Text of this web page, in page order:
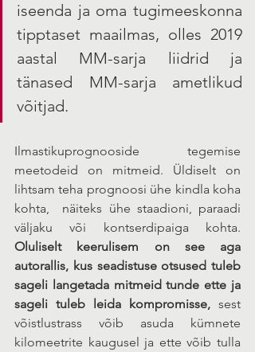
iseenda ja oma tugimeeskonna
tipptaset maailmas, olles 2019
aastal MM-sarja liidrid ja
tänased MM-sarja ametlikud
võitjad.
Ilmastikuprognooside tegemise
meetodeid on mitmeid. Üldiselt on
lihtsam teha prognoosi ühe kindla koha
kohta,  näiteks ühe staadioni, paraadi
Oluliselt keerulisem on see aga
autorallis, kus seadistuse otsused tuleb
sageli langetada mitmeid tunde ette ja
sageli tuleb leida kompromisse, sest
võistlustrass võib asuda kümnete
kilomeetrite kaugusel ja ette võib tulla